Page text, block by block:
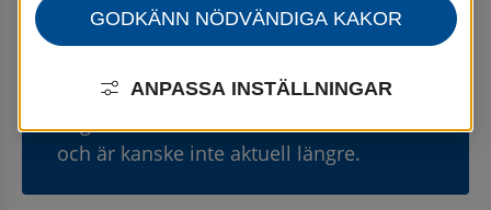
Den här nyheten publicerades 18
augusti 2025
och är kanske inte aktuell längre.
⚠
GODKÄNN NÖDVÄNDIGA KAKOR
ANPASSA INSTÄLLNINGAR